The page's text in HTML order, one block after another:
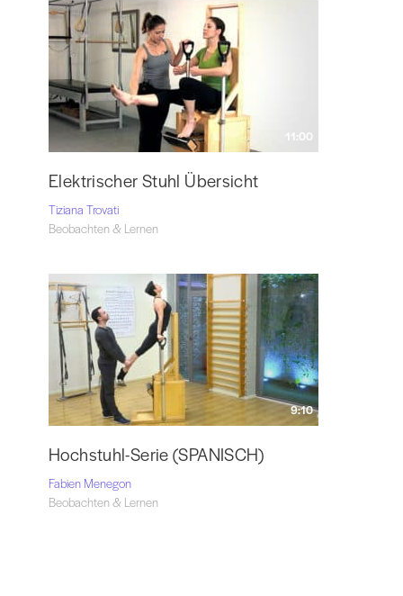
11:00
Elektrischer Stuhl Übersicht
Tiziana Trovati
Beobachten & Lernen
9:10
Hochstuhl-Serie (SPANISCH)
Fabien Menegon
Beobachten & Lernen